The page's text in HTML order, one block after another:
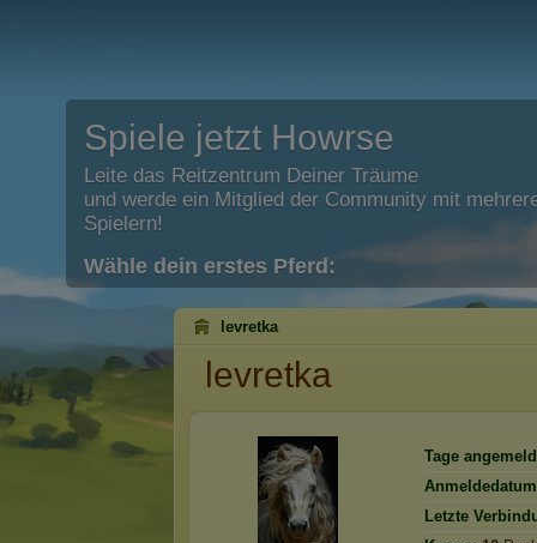
Spiele jetzt Howrse
Leite das Reitzentrum Deiner Träume
und werde ein Mitglied der Community mit
Spielern!
Wähle dein erstes Pferd:
levretka
levretka
Tage
Letzte